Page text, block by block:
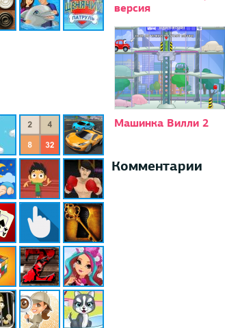
версия
Машинка Вилли 2
Комментарии